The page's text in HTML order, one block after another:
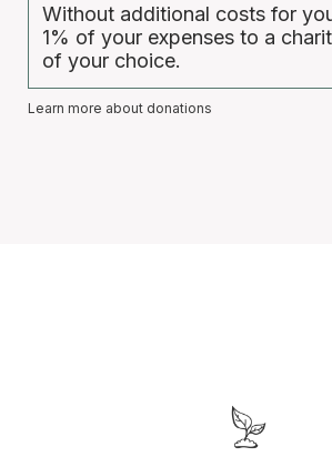
Without additional costs for
1% of your expenses to a
of your choice.
Learn more about donations